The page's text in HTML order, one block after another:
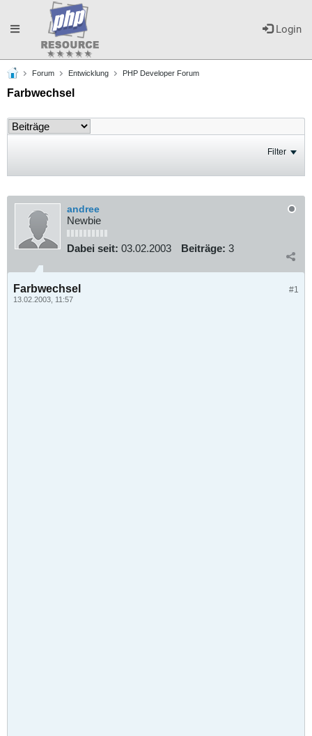
Login
Toggle
navigation
Forum Entwicklung PHP Developer Forum
Farbwechsel
Filter
andree
Newbie
Dabei seit: 03.02.2003 Beiträge: 3
#1
Farbwechsel
13.02.2003, 11:57